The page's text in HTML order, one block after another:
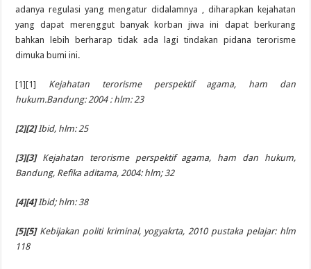
adanya regulasi yang mengatur didalamnya , diharapkan kejahatan
yang dapat merenggut banyak korban jiwa ini dapat berkurang
bahkan lebih berharap tidak ada lagi tindakan pidana terorisme
dimuka bumi ini.
[1][1] Kejahatan terorisme perspektif agama, ham dan
hukum.Bandung: 2004 : hlm: 23
[2][2]Ibid, hlm: 25
[3][3]Kejahatan terorisme perspektif agama, ham dan hukum,
Bandung, Refika aditama, 2004: hlm; 32
[4][4]Ibid; hlm: 38
[5][5]Kebijakan politi kriminal, yogyakrta, 2010 pustaka pelajar: hlm
118